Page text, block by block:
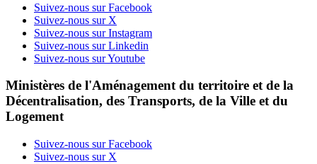
Suivez-nous sur Facebook
Suivez-nous sur X
Suivez-nous sur Instagram
Suivez-nous sur Linkedin
Suivez-nous sur Youtube
Ministères de l'Aménagement du territoire et de la
Décentralisation, des Transports, de la Ville et du
Logement
Suivez-nous sur Facebook
Suivez-nous sur X